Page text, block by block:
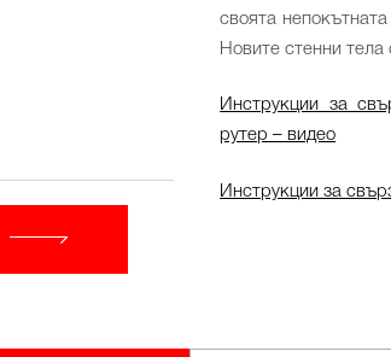
своята
Новите стенни
Инструкции за
рутер – видео
Инструкции за